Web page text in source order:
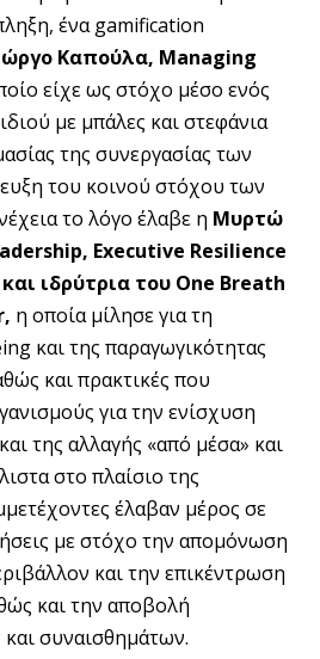
ένα gamification
Καπούλα, Managing
είχε ως στόχο μέσο ενός
με μπάλες και στεφάνια
της συνεργασίας των
του κοινού στόχου των
το λόγο έλαβε η Μυρτώ
, Executive Resilience
και ιδρύτρια του One Breath
, η οποία μίλησε για τη
και της παραγωγικότητας
και πρακτικές που
για την ενίσχυση
της αλλαγής «από μέσα» και
στο πλαίσιο της
έλαβαν μέρος σε
με στόχο την απομόνωση
και την επικέντρωση
και την αποβολή
συναισθημάτων.